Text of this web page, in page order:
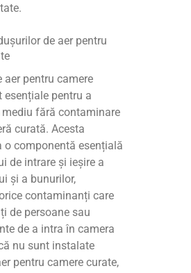
de aer pentru
aer pentru camere
esențiale pentru a
fără contaminare
curată. Acesta
o componentă esențială
de intrare și ieșire a
și a bunurilor,
contaminanți care
de persoane sau
de a intra în camera
nu sunt instalate
pentru camere curate,